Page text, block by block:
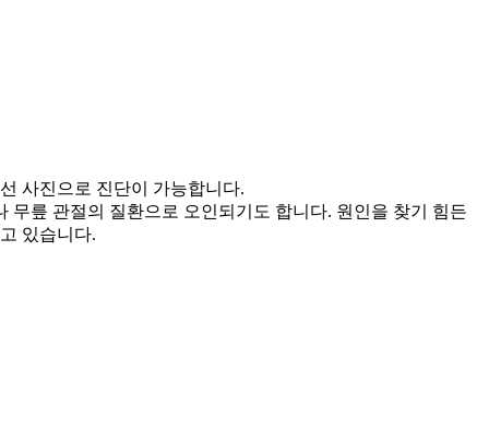
사진으로 진단이 가능합니다.
릎 관절의 질환으로 오인되기도 합니다. 원인을 찾기 힘든
있습니다.